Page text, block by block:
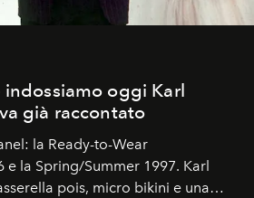
oggi Karl
già raccontato
la Ready-to-Wear
e la Spring/Summer 1997. Karl
pois, micro bikini e una